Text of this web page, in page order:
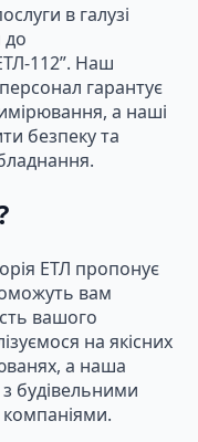
в галузі
до
112”. Наш
гарантує
а наші
безпеку та
ЕТЛ пропонує
вам
вашого
на якісних
а наша
будівельними